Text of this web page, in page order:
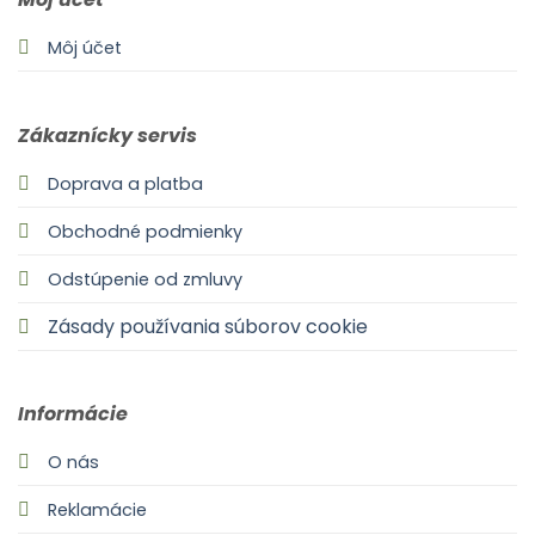
Môj účet
Zákaznícky servis
Doprava a platba
Obchodné podmienky
Odstúpenie od zmluvy
Zásady používania súborov cookie
Informácie
O nás
Reklamácie